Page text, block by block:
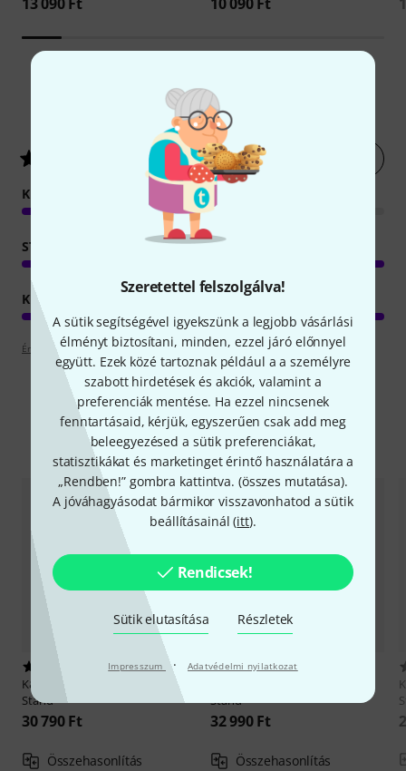
Szeretettel felszolgálva!
A sütik segítségével igyekszünk a legjobb vásárlási
élményt biztosítani, minden, ezzel járó előnnyel
együtt. Ezek közé tartoznak például a a személyre
szabott hirdetések és akciók, valamint a
preferenciák mentése. Ha ezzel nincsenek
fenntartásaid, kérjük, egyszerűen csak add meg
beleegyezésed a sütik preferenciákat,
statisztikákat és marketinget érintő használatára a
„Rendben!” gombra kattintva. (összes mutatása).
A jóváhagyásodat bármikor visszavonhatod a sütik
beállításainál (itt).
Rendicsek!
Sütik elutasítása Részletek
Impresszum · Adatvédelmi nyilatkozat
Ügyfelek értékelései
4.5 Értékelés leadása most
KEZELHETŐSÉG
STABILITÁS
KIVITELEZÉS
Értékelési irányelvek
Alternatívák összevetése
K&M
Stand
30 790 Ft
Összehasonlítás
3
Stand
32 990 Ft
Összehasonlítás